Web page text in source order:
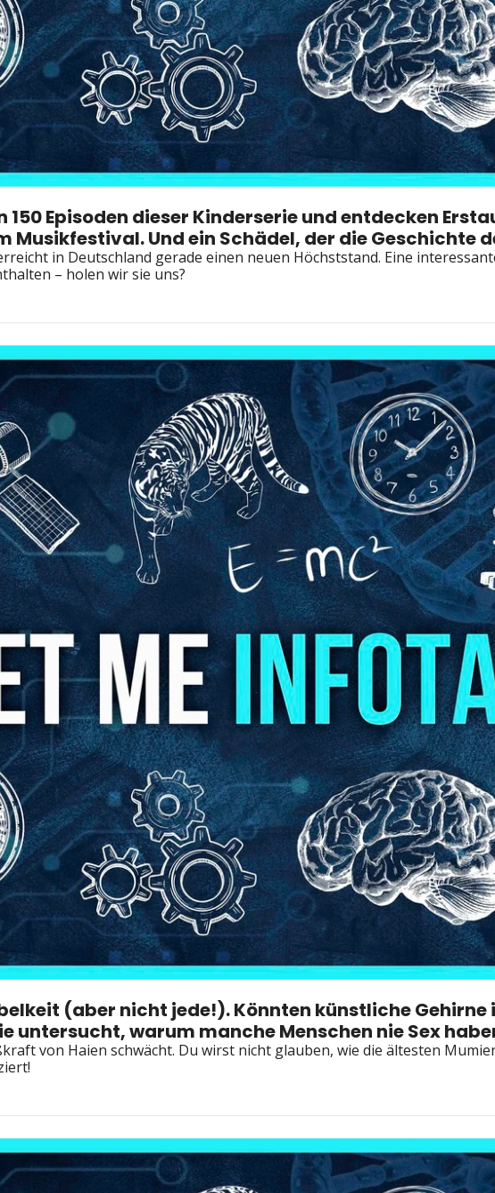
150 Episoden dieser Kinderserie und entdecken
Musikfestival. Und ein Schädel, der die Geschichte
in Deutschland gerade einen neuen Höchststand. Eine
– holen wir sie uns?
(aber nicht jede!). Könnten künstliche
untersucht, warum manche Menschen nie Sex
von Haien schwächt. Du wirst nicht glauben, wie die ältesten